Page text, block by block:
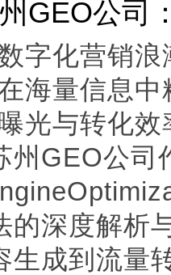
GEO公司
字化营销
海量信息
光与转化
州GEO公司
的深度解析
生成到流量